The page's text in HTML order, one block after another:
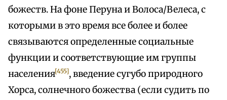
божеств. На фоне Перуна и Волоса/Велеса, с
которыми в это время все более и более
связываются определенные социальные
функции и соответствующие им группы
населения[455], введение сугубо природного
Хорса, солнечного божества (если судить по